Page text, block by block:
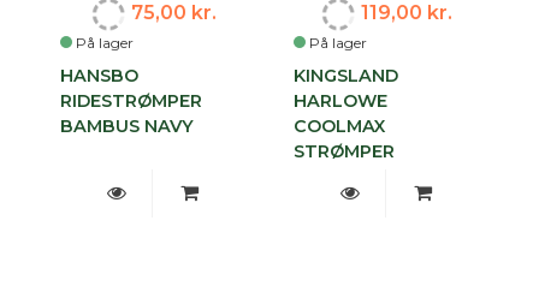
På lager
75,00 kr.
HANSBO
RIDESTRØMPER
BAMBUS NAVY
På lager
119,00 kr.
KINGSLAND
HARLOWE
COOLMAX
STRØMPER